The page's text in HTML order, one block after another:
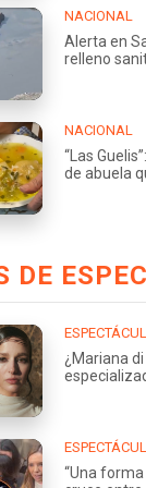
NACIONAL
Alerta en
relleno
NACIONAL
“Las
de abuela
DE
¿Mariana
“Una